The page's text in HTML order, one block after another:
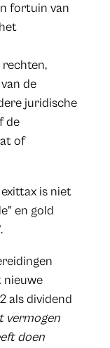
fortuin van
rechten,
de
juridische
de
of
is niet
en gold
nieuwe
als dividend
vermogen
doen